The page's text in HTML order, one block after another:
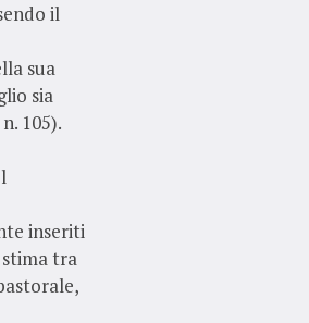
il
sua
sia
105).
inseriti
tra